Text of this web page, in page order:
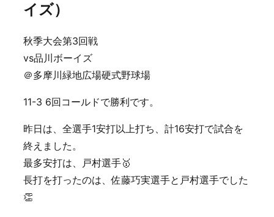
イズ）
秋季大会第3回戦
vs品川ボーイズ
＠多摩川緑地広場硬式野球場
11-3 6回コールドで勝利です。
昨日は、全選手1安打以上打ち、計16安打で試合を
終えました。
最多安打は、戸村選手🥇
長打を打ったのは、佐藤巧実選手と戸村選手でした
👏